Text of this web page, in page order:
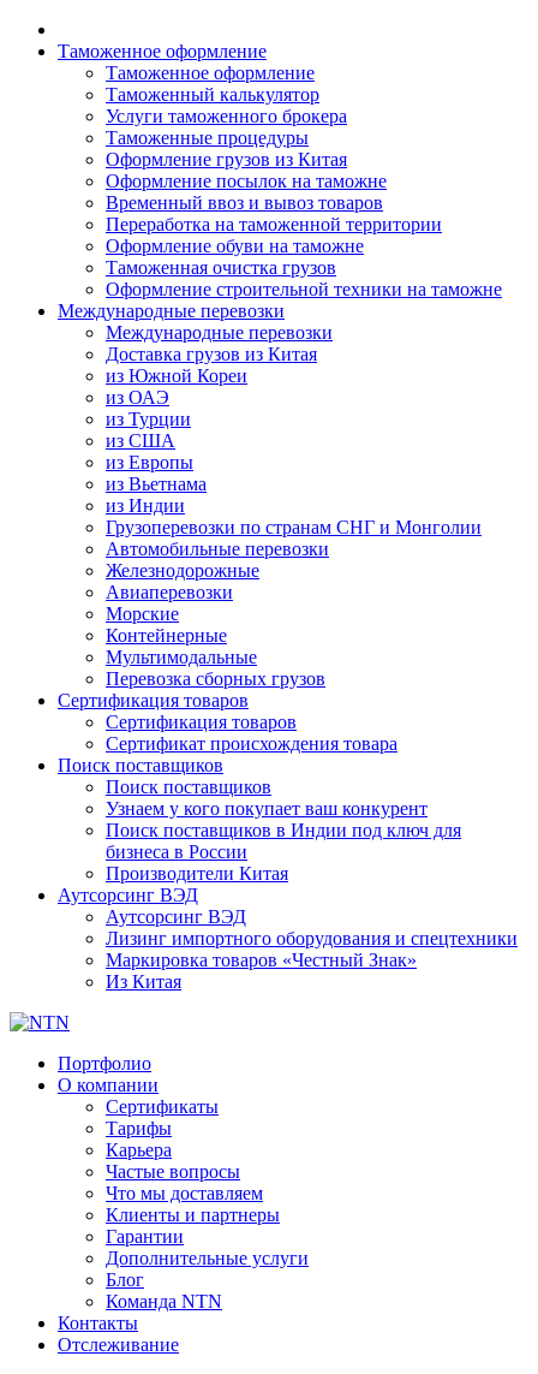
Таможенное оформление
Таможенное оформление
Таможенный калькулятор
Услуги таможенного брокера
Таможенные процедуры
Оформление грузов из Китая
Оформление посылок на таможне
Временный ввоз и вывоз товаров
Переработка на таможенной территории
Оформление обуви на таможне
Таможенная очистка грузов
Оформление строительной техники на таможне
Международные перевозки
Международные перевозки
Доставка грузов из Китая
из Южной Кореи
из ОАЭ
из Турции
из США
из Европы
из Вьетнама
из Индии
Грузоперевозки по странам СНГ и Монголии
Автомобильные перевозки
Железнодорожные
Авиаперевозки
Морские
Контейнерные
Мультимодальные
Перевозка сборных грузов
Сертификация товаров
Сертификация товаров
Сертификат происхождения товара
Поиск поставщиков
Поиск поставщиков
Узнаем у кого покупает ваш конкурент
Поиск поставщиков в Индии под ключ для
бизнеса в России
Производители Китая
Аутсорсинг ВЭД
Аутсорсинг ВЭД
Лизинг импортного оборудования и спецтехники
Маркировка товаров «Честный Знак»
Из Китая
Портфолио
О компании
Сертификаты
Тарифы
Карьера
Частые вопросы
Что мы доставляем
Клиенты и партнеры
Гарантии
Дополнительные услуги
Блог
Команда NTN
Контакты
Отслеживание